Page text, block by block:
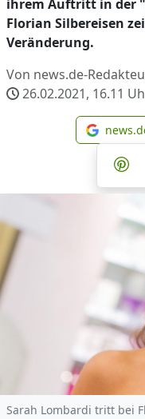
ihrem Auftritt in der
Florian Silbereisen
Veränderung.
Von news.de-
26.02.2021, 16.11
Sarah Lombardi tritt bei